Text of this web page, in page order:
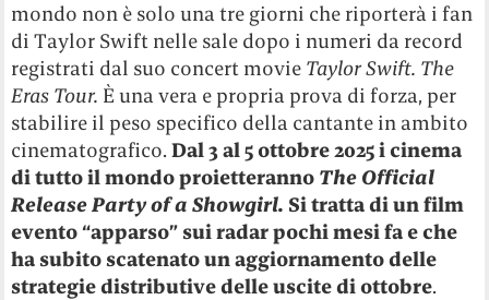
mondo non è solo una tre giorni che riporterà i fan
di Taylor Swift nelle sale dopo i numeri da record
registrati dal suo concert movie Taylor Swift. The
Eras Tour. È una vera e propria prova di forza, per
stabilire il peso specifico della cantante in ambito
cinematografico.Dal 3 al 5 ottobre 2025 i cinema
di tutto il mondo proietteranno The Official
Release Party of a Showgirl. Si tratta di un film
evento “apparso” sui radar pochi mesi fa e che
ha subito scatenato un aggiornamento delle
strategie distributive delle uscite di ottobre.